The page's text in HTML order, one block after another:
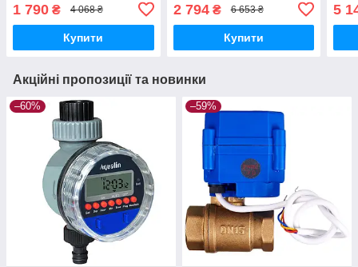
1 790 ₴ 4 068 ₴
Купити
2 794₴ 6 653 ₴
Купити
5
Акційні пропозиції та новинки
–60% –59%